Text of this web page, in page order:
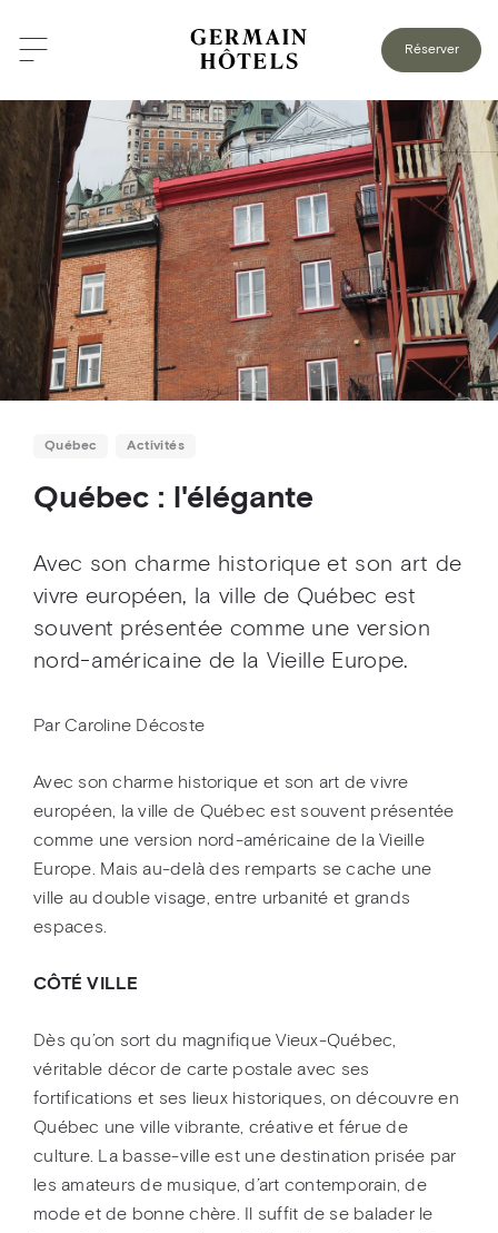
Réserver
Québec Activités
Québec : l'élégante
Avec son charme historique et son art de
vivre européen, la ville de Québec est
souvent présentée comme une version
nord-américaine de la Vieille Europe.
Par Caroline Décoste
Avec son charme historique et son art de vivre
européen, la ville de Québec est souvent présentée
comme une version nord-américaine de la Vieille
Europe. Mais au-delà des remparts se cache une
ville au double visage, entre urbanité et grands
espaces.
CÔTÉ VILLE
Dès qu’on sort du magnifique Vieux-Québec,
véritable décor de carte postale avec ses
fortifications et ses lieux historiques, on découvre en
Québec une ville vibrante, créative et férue de
culture. La basse-ville est une destination prisée par
les amateurs de musique, d’art contemporain, de
mode et de bonne chère. Il suffit de se balader le